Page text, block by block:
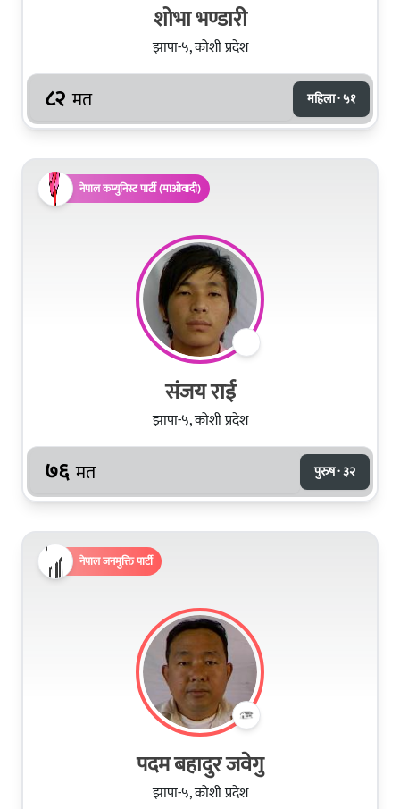
शोभा भण्डारी
झापा-५, कोशी प्रदेश
८२ मत महिला · ५१
नेपाल कम्युनिस्ट पार्टी (माओवादी)
संजय राई
झापा-५, कोशी प्रदेश
७६ मत पुरुष · ३२
नेपाल जनमुक्ति पार्टी
पदम बहादुर जवेगु
झापा-५, कोशी प्रदेश